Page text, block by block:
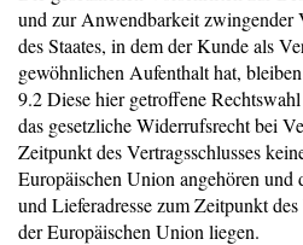
und zur Anwendbarkeit zwingender
des Staates, in dem der Kunde als
gewöhnlichen Aufenthalt hat,
9.2 Diese hier getroffene
das gesetzliche Widerrufsrecht bei
Zeitpunkt des Vertragsschlusses
Europäischen Union angehören und
und Lieferadresse zum Zeitpunkt
der Europäischen Union liegen.